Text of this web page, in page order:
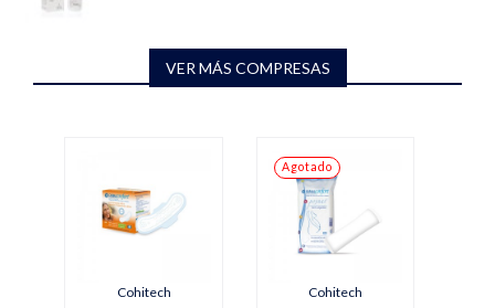
VER MÁS COMPRESAS
Cohitech
Agotado
Cohitech